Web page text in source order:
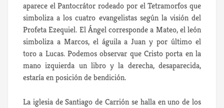
aparece el Pantocrátor rodeado por el Tetramorfos que
simboliza a los cuatro evangelistas según la visión del
Profeta Ezequiel. El Ángel corresponde a Mateo, el león
simboliza a Marcos, el águila a Juan y por último el
toro a Lucas. Podemos observar que Cristo porta en la
mano izquierda un libro y la derecha, desaparecida,
estaría en posición de bendición.
La iglesia de Santiago de Carrión se halla en uno de los